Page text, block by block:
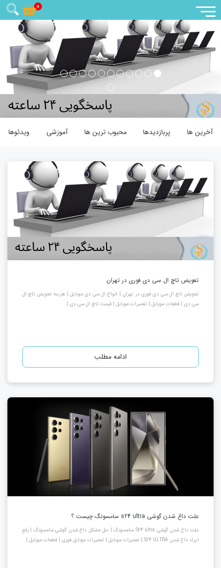
0
آخرین ها پربازدیدها محبوب ترین ها آموزشی ویدئوها
تعویض تاچ ال سی دی فوری در تهران
تعویض تاچ ال سی دی فوری در تهران | انواع ال سی دی موبایل | هزینه تعویض تاچ ال
سی دی | قطعات موبایل | تعمیرات موبایل | قیمت تاچ ال سی دی |
ادامه مطلب
علت داغ شدن گوشی s24 ultra سامسونگ چیست ؟
علت داغ شدن گوشی S24 ultra سامسونگ | حل مشکل داغ شدن گوشی سامسونگ | رفع
ایراد داغ شدن S24 ULTRA | تعمیرات موبایل | تعمیرات موبایل فوری | قطعات موبایل |